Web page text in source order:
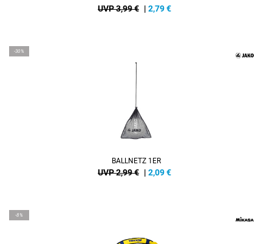
UVP 3,99 € | 2,79€
-30%
BALLNETZ 1ER
UVP 2,99 € | 2,09€
-8%